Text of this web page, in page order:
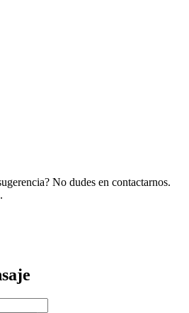
No dudes en contactarnos.